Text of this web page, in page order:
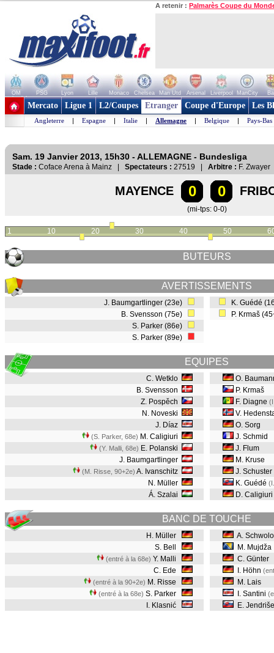
A retenir : Palmarès Coupe du
OM PSG Lyon Lille Monaco Chelsea Man Utd Arsenal Liverpool ManCity
+ de clubs
Mercato Ligue 1 L2/Coupes Etranger Coupe d'Europe Les
Angleterre | Espagne | Italie | Allemagne | Belgique | Pays-Bas
Sam. 19 Janvier 2013, 15h30 - ALLEMAGNE - Bundesliga
Stade : Coface Arena à Mainz | Spectateurs : 27519 | Arbitre : F. Zwayer
MAYENCE 0 0
(mi-tps: 0-0)
1 10 20 30 40 50
BUTEURS
AVERTISSEMENTS
J. Baumgartlinger (23e)
B. Svensson (75e)
S. Parker (86e)
S. Parker (89e)
K. Guédé
P. Krmaš
EQUIPES
C. Wetklo
B. Svensson
Z. Pospěch
N. Noveski
J. Díaz
(S. Parker, 68e) M. Caligiuri
(Y. Malli, 68e) E. Polanski
J. Baumgartlinger
(M. Risse, 90+2e) A. Ivanschitz
N. Müller
Á. Szalai
O.
P. Krmaš
F. Diagne
V.
O. Sorg
J. Schmid
J. Flum
M. Kruse
J. Schuster
K. Guédé
D. Caligiuri
BANC DE TOUCHE
H. Müller
S. Bell
(entré à la 68e) Y. Malli
C. Ede
(entré à la 90+2e) M. Risse
(entré à la 68e) S. Parker
I. Klasnić
A.
M. Mujdža
C. Günter
I. Höhn
M. Lais
I. Santini
E.